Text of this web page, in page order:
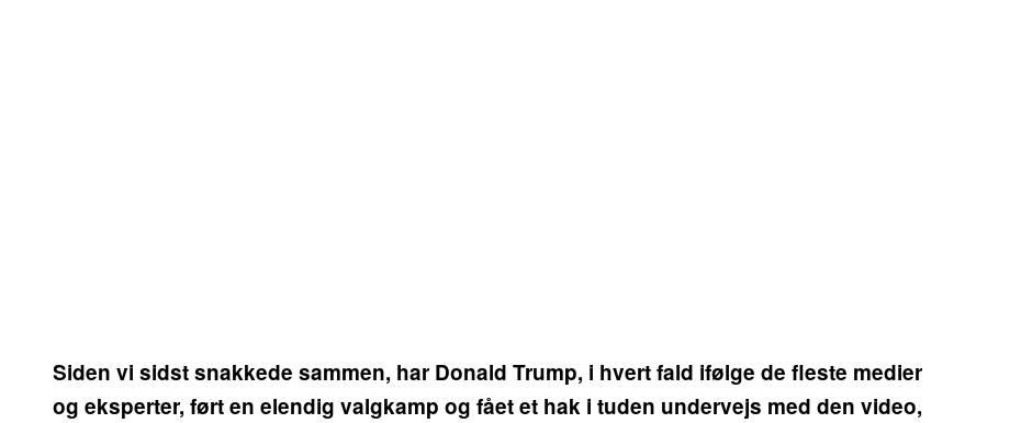
Siden vi sidst snakkede sammen, har Donald Trump, i hvert fald ifølge de fleste medier
og eksperter, ført en elendig valgkamp og fået et hak i tuden undervejs med den video,